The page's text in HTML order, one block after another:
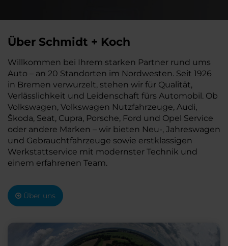
Über Schmidt + Koch
Willkommen bei Ihrem starken Partner rund ums
Auto – an 20 Standorten im Nordwesten. Seit 1926
in Bremen verwurzelt, stehen wir für Qualität,
Verlässlichkeit und Leidenschaft fürs Automobil. Ob
Volkswagen, Volkswagen Nutzfahrzeuge, Audi,
Škoda, Seat, Cupra, Porsche, Ford und Opel Service
oder andere Marken – wir bieten Neu-, Jahreswagen
und Gebrauchtfahrzeuge sowie erstklassigen
Werkstattservice mit modernster Technik und
einem erfahrenen Team.
Über uns